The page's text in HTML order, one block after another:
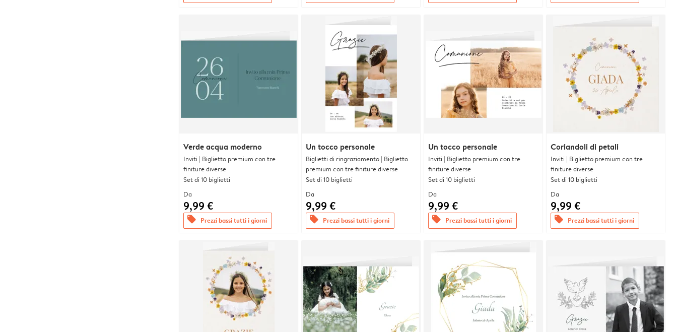
Verde acqua moderno
Inviti | Biglietto premium con tre
finiture diverse
Set di 10 biglietti
Da
9,99 €
offers Prezzi bassi tutti i giorni
Un tocco personale
Biglietti di ringraziamento | Biglietto
premium con tre finiture diverse
Set di 10 biglietti
Da
9,99 €
offers Prezzi bassi tutti i giorni
Un tocco personale
Inviti | Biglietto premium con tre
finiture diverse
Set di 10 biglietti
Da
9,99 €
offers Prezzi bassi tutti i giorni
Coriandoli di petali
Inviti | Biglietto premium con tre
finiture diverse
Set di 10 biglietti
Da
9,99 €
offers Prezzi bassi tutti i giorni